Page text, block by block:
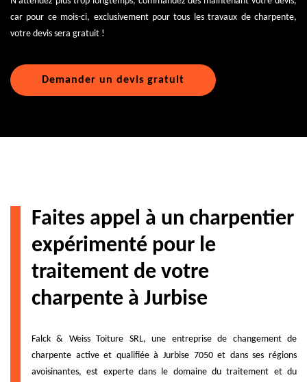
car pour ce mois-ci, exclusivement pour tous les travaux de charpente,
votre devis sera gratuit !
Demander un devis gratuit
Faites appel à un charpentier
expérimenté pour le
traitement de votre
charpente à Jurbise
Falck & Weiss Toiture SRL, une entreprise de changement de
charpente active et qualifiée à Jurbise 7050 et dans ses régions
avoisinantes, est experte dans le domaine du traitement et du